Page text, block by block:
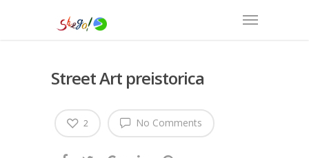
Street Art preistorica
No Comments
2